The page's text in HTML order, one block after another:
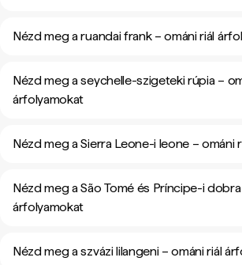
Nézd meg a ruandai frank – ománi riál
Nézd meg a seychelle-szigeteki rúpia –
árfolyamokat
Nézd meg a Sierra Leone-i leone – ománi
Nézd meg a São Tomé és Príncipe-i
árfolyamokat
Nézd meg a szvázi lilangeni – ománi riál